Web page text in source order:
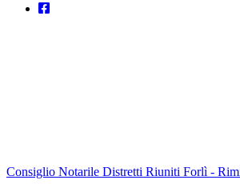
Consiglio Notarile Distretti Riuniti Forlì -